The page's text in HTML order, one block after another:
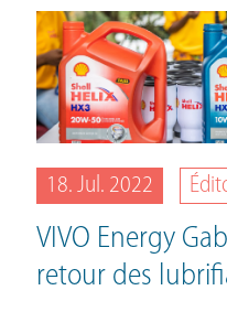
18. Jul. 2022
VIVO Energy
retour des